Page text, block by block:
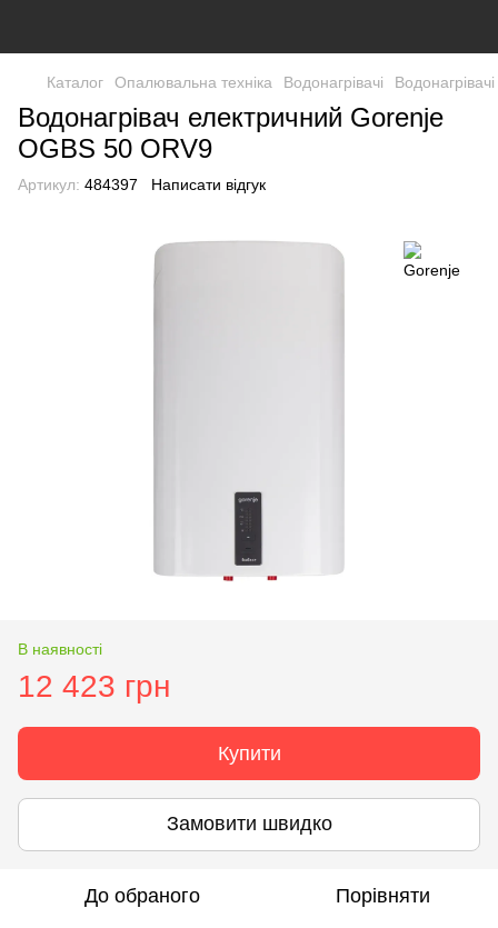
Каталог Опалювальна техніка Водонагрівачі
Водонагрівач електричний Gorenje
OGBS 50 ORV9
Артикул: 484397 Написати відгук
В наявності
12 423 грн
Купити
Замовити швидко
До обраного Порівняти